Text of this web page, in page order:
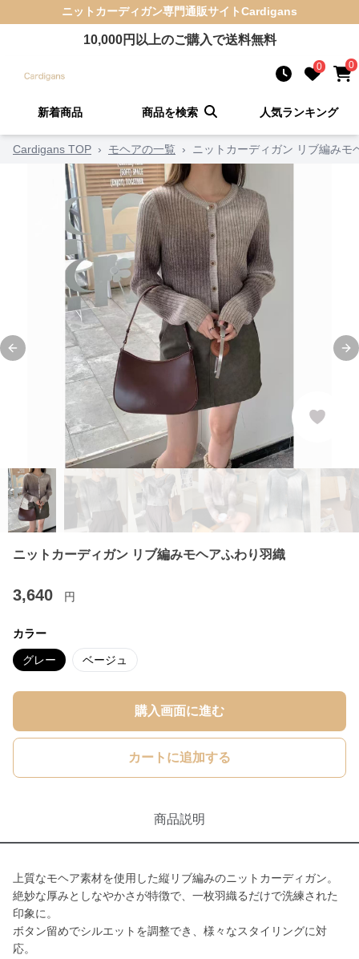
ニットカーディガン専門通販サイトCardigans
10,000円以上のご購入で送料無料
0 0
新着商品 商品を検索 人気ランキング
Cardigans TOP › モヘアの一覧 › ニットカーディガン リブ編みモ
Previous slide
ニットカーディガン リブ編みモヘアふわり羽織
3,640 円
カラー
グレー ベージュ
購入画面に進む
カートに追加する
商品説明
上質なモヘア素材を使用した縦リブ編みのニットカーディガン。
絶妙な厚みとしなやかさが特徴で、一枚羽織るだけで洗練された
印象に。
ボタン留めでシルエットを調整でき、様々なスタイリングに対
応。